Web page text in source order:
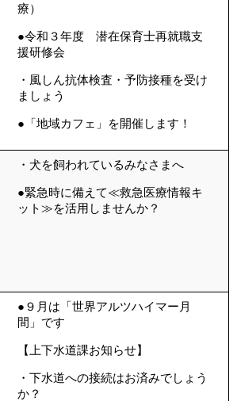
療）
●令和３年度 潜在保育士再就職支
援研修会
・風しん抗体検査・予防接種を受け
ましょう
● 「地域カフェ」を開催します！
・ 犬を飼われているみなさまへ
●緊急時に備えて≪救急医療情報キ
ット≫を活用しませんか？
●９月は「世界アルツハイマー月
間」です
【上下水道課お知らせ】
・ 下水道への接続はお済みでしょう
か？